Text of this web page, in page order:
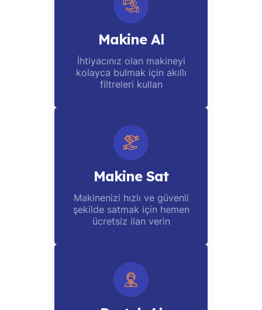
Makine Al
İhtiyacınız olan makineyi
kolayca bulmak için akıllı
filtreleri kullan
Makine Sat
Makinenizi hızlı ve güvenli
şekilde satmak için hemen
ücretsiz ilan verin